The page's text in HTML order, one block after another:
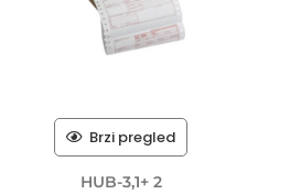
Brzi pregled
HUB-3,1+ 2